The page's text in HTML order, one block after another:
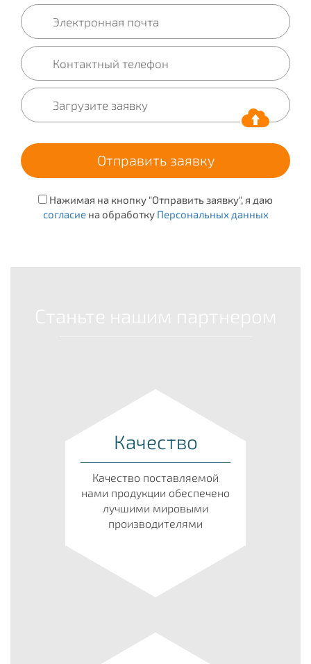
Нажимая на кнопку "Отправить заявку", я даю
согласиена обработку Персональных данных
Качество
Качество поставляемой
нами продукции обеспечено
лучшими мировыми
производителями